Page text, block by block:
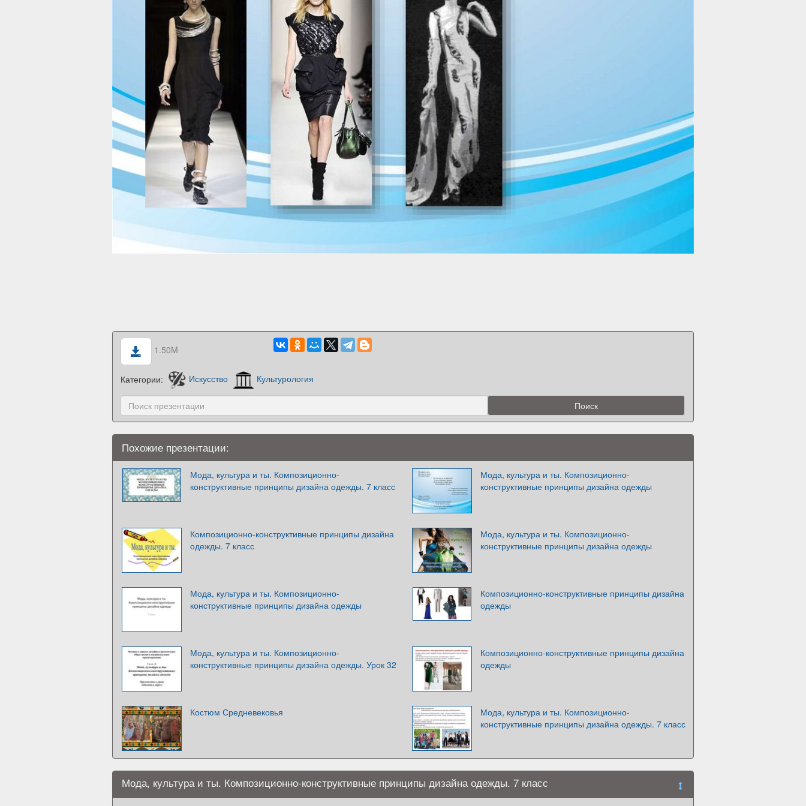
1.50M
Категории: Искусство Культурология
Похожие презентации:
Мода, культура и ты. Композиционно-
конструктивные принципы дизайна одежды. 7 класс
Мода, культура и ты. Композиционно-
конструктивные принципы дизайна одежды
Композиционно-конструктивные принципы дизайна
одежды. 7 класс
Мода, культура и ты. Композиционно-
конструктивные принципы дизайна одежды
Мода, культура и ты. Композиционно-
конструктивные принципы дизайна одежды
Композиционно-конструктивные принципы дизайна
одежды
Мода, культура и ты. Композиционно-
конструктивные принципы дизайна одежды. Урок 32
Композиционно-конструктивные принципы дизайна
одежды
Костюм Средневековья
Мода, культура и ты. Композиционно-
конструктивные принципы дизайна одежды. 7 класс
Мода, культура и ты. Композиционно-конструктивные принципы дизайна одежды. 7 класс